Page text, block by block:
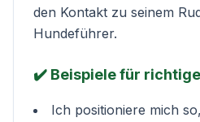
den Kontakt zu seinem
Hundeführer.
✔️ Beispiele für
Ich positioniere mich